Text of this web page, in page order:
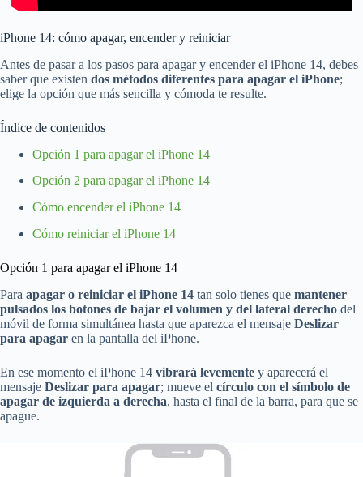
iPhone 14: cómo apagar, encender y reiniciar
Antes de pasar a los pasos para apagar y encender el iPhone 14, debes
saber que existen dos métodos diferentes para apagar el iPhone;
elige la opción que más sencilla y cómoda te resulte.
Índice de contenidos
Opción 1 para apagar el iPhone 14
Opción 2 para apagar el iPhone 14
Cómo encender el iPhone 14
Cómo reiniciar el iPhone 14
Opción 1 para apagar el iPhone 14
Para apagar o reiniciar el iPhone 14 tan solo tienes que mantener
pulsados los botones de bajar el volumen y del lateral derecho del
móvil de forma simultánea hasta que aparezca el mensaje Deslizar
para apagar en la pantalla del iPhone.
En ese momento el iPhone 14 vibrará levemente y aparecerá el
mensaje Deslizar para apagar; mueve el círculo con el símbolo de
apagar de izquierda a derecha, hasta el final de la barra, para que se
apague.